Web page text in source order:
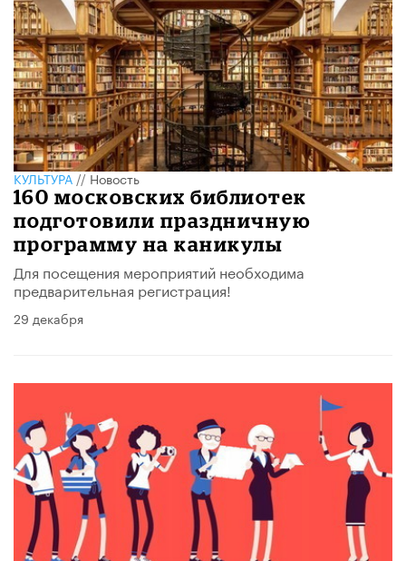
КУЛЬТУРА//Новость
160 московских библиотек
подготовили праздничную
программу на каникулы
Для посещения мероприятий необходима
предварительная регистрация!
29 декабря